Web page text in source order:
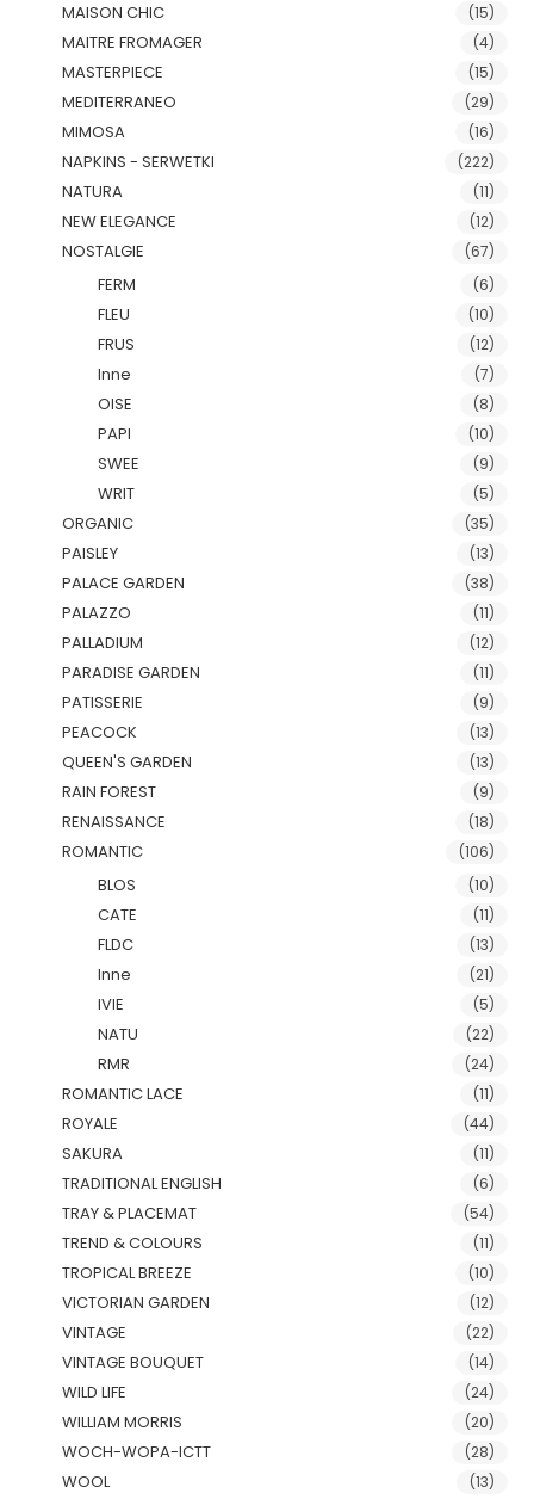
MAISON CHIC (15)
MAITRE FROMAGER (4)
MASTERPIECE (15)
MEDITERRANEO (29)
MIMOSA (16)
NAPKINS - SERWETKI (222)
NATURA (11)
NEW ELEGANCE (12)
NOSTALGIE (67)
FERM (6)
FLEU (10)
FRUS (12)
Inne (7)
OISE (8)
PAPI (10)
SWEE (9)
WRIT (5)
ORGANIC (35)
PAISLEY (13)
PALACE GARDEN (38)
PALAZZO (11)
PALLADIUM (12)
PARADISE GARDEN (11)
PATISSERIE (9)
PEACOCK (13)
QUEEN'S GARDEN (13)
RAIN FOREST (9)
RENAISSANCE (18)
ROMANTIC (106)
BLOS (10)
CATE (11)
FLDC (13)
Inne (21)
IVIE (5)
NATU (22)
RMR (24)
ROMANTIC LACE (11)
ROYALE (44)
SAKURA (11)
TRADITIONAL ENGLISH (6)
TRAY & PLACEMAT (54)
TREND & COLOURS (11)
TROPICAL BREEZE (10)
VICTORIAN GARDEN (12)
VINTAGE (22)
VINTAGE BOUQUET (14)
WILD LIFE (24)
WILLIAM MORRIS (20)
WOCH-WOPA-ICTT (28)
WOOL (13)